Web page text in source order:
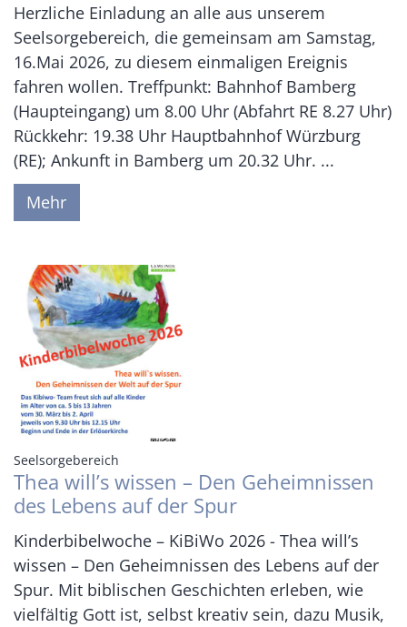
Herzliche Einladung an alle aus unserem
Seelsorgebereich, die gemeinsam am Samstag,
16.Mai 2026, zu diesem einmaligen Ereignis
fahren wollen. Treffpunkt: Bahnhof Bamberg
(Haupteingang) um 8.00 Uhr (Abfahrt RE 8.27 Uhr)
Rückkehr: 19.38 Uhr Hauptbahnhof Würzburg
(RE); Ankunft in Bamberg um 20.32 Uhr. ...
Mehr
Seelsorgebereich
Thea will’s wissen – Den Geheimnissen
des Lebens auf der Spur
Kinderbibelwoche – KiBiWo 2026 - Thea will’s
wissen – Den Geheimnissen des Lebens auf der
Spur. Mit biblischen Geschichten erleben, wie
vielfältig Gott ist, selbst kreativ sein, dazu Musik,